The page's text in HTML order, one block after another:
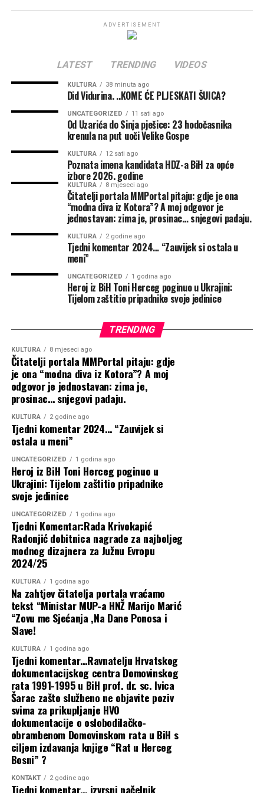
ORAŠJE
Mirjana Barac…Mojih prvih 50 ..
Iz rukopisa Ine Vukic”. Nikada nisi zaboravljen. Počivaj u
miru Bozijem Predsjednice..
nekim drugim pričama?
središnjoj Bosni
dobojsku i Srednjobosansku županiju predvodit će
doma Parlamentarne skupštine BiH. Iza njega se nalazi
Marina Pendeš, izaslanica u Domu naroda BiH i bivša
ministrica obrane.
Kamenko Šutalo trebao bi biti nositelj liste za područje
Sarajeva i Bosansko-podrinjske županije, dok će Mato
Brkić predvoditi listu za Posavinu, Tuzlansku županiju i
Distrikt Brčko.
Nositeljice lista u dvjema izbornim jedinicama iz
Republike Srpske bit će Ljiljana Došen i Tanja Zovko. Za
hrvatskog potpredsjednika Republike Srpske predložen
je Franjo Jukić.
Ministri i premijeri na federalnim
Zanimljiv raspored kandidata vidljiv je i na listama za
Zastupnički dom Parlamenta Federacije BiH. Stranačko
vodstvo odlučilo se osloniti na dužnosnike koji
trenutačno obnašaju neke od najvažnijih funkcija u
izvršnoj vlasti.
Predsjednica Federacije BiH Lidija Bradara bit će
nositeljica liste u srednjobosanskoj izbornoj jedinici.
Predsjednica Vlade Hercegovačko-neretvanske županije
Marija Buhač predvodit će listu iz HNŽ-a, dok će listu iz
Zapadnohercegovačke županije nositi federalni ministar
financija i zamjenik premijera Toni Kraljević.
Iza Marije Buhač nalazi se federalna ministrica prometa i
veza Andrijana Katić. Na posavskoj listi, čiji je nositelj
Mijo Matanović, kandidirat će se i federalni ministar
prostornog uređenja Željko Nedić.
Ovakav sastav omogućava stranci da tijekom kampanje u
prvi plan stavi rezultate svojih dužnosnika. Među
nositeljima federalnih lista nalaze se i neka manje
eksponirana imena, poput Gorana Jurića, Ive
Majstorovića, Daniele Miloš, Igora Radovanovića i
Tomislava Krište.
Stranački vrh predvodi županijske
liste
Na županijskoj razini HDZ BiH oslonio se na istaknute
predstavnike aktualne vlasti. Listu u Posavskoj županiji
predvodit će premijer Đuro Topić, dok je u Zeničko-
dobojskoj županiji nositeljica ministrica zdravstva Tanja
Radoš Kosić.
Čast mi je bilo preuzeti u ime svih nas odličje na kninskoj
ADVERTISEMENT
LATEST TRENDING VIDEOS
KULTURA 38 minuta ago
Did Vidurina. ..KOME ĆE PLJESKATI ŠUICA?
UNCATEGORIZED 11 sati ago
Od Uzarića do Sinja pješice: 23 hodočasnika
krenula na put uoči Velike Gospe
KULTURA 12 sati ago
Poznata imena kandidata HDZ-a BiH za opće
izbore 2026. godine
KULTURA 8 mjeseci ago
Čitatelji portala MMPortal pitaju: gdje je ona
“modna diva iz Kotora”? A moj odgovor je
jednostavan: zima je, prosinac… snjegovi padaju.
KULTURA 2 godine ago
Tjedni komentar 2024… “Zauvijek si ostala u
meni”
UNCATEGORIZED 1 godina ago
Heroj iz BiH Toni Herceg poginuo u Ukrajini:
Tijelom zaštitio pripadnike svoje jedinice
TRENDING
KULTURA 8 mjeseci ago
Čitatelji portala MMPortal pitaju: gdje
je ona “modna diva iz Kotora”? A moj
odgovor je jednostavan: zima je,
prosinac… snjegovi padaju.
KULTURA 2 godine ago
Tjedni komentar 2024… “Zauvijek si
ostala u meni”
UNCATEGORIZED 1 godina ago
Heroj iz BiH Toni Herceg poginuo u
Ukrajini: Tijelom zaštitio pripadnike
svoje jedinice
UNCATEGORIZED 1 godina ago
Tjedni Komentar:Rada Krivokapić
Radonjić dobitnica nagrade za najboljeg
modnog dizajnera za Južnu Evropu
2024/25
KULTURA 1 godina ago
Na zahtjev čitatelja portala vraćamo
tekst “Ministar MUP-a HNŽ Marijo Marić
“Zovu me Sjećanja ,Na Dane Ponosa i
Slave!
KULTURA 1 godina ago
Tjedni komentar…Ravnatelju Hrvatskog
dokumentacijskog centra Domovinskog
rata 1991-1995 u BiH prof. dr. sc. Ivica
Šarac zašto službeno ne objavite poziv
svima za prikupljanje HVO
dokumentacije o oslobodilačko-
obrambenom Domovinskom rata u BiH s
ciljem izdavanja knjige “Rat u Herceg
Bosni” ?
KONTAKT 2 godine ago
Tjedni komentar… izvrsni načelnik